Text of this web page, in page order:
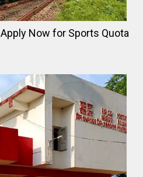
Now for Sports Quota